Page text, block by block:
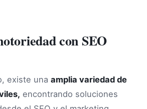
con SEO
existe una amplia variedad de
encontrando soluciones